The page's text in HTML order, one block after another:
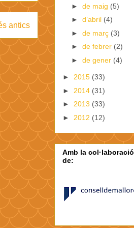
antics
► de maig (5)
► d’abril (4)
► de març (3)
► de febrer (2)
► de gener (4)
► 2015 (33)
► 2014 (31)
► 2013 (33)
► 2012 (12)
Amb la col·laboració
de: